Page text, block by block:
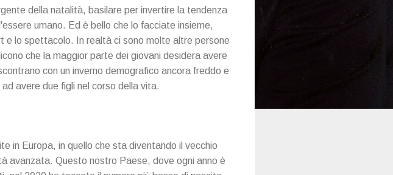
della natalità, basilare per invertire la tendenza
umano. Ed è bello che lo facciate insieme,
e lo spettacolo. In realtà ci sono molte altre persone
che la maggior parte dei giovani desidera avere
con un inverno demografico ancora freddo e
avere due figli nel corso della vita.
in Europa, in quello che sta diventando il vecchio
avanzata. Questo nostro Paese, dove ogni anno è